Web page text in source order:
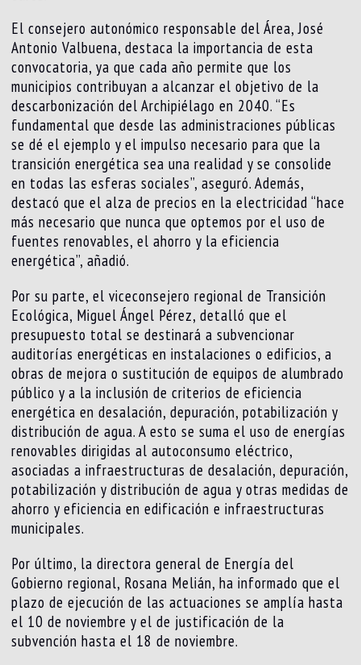
El consejero autonómico responsable del Área, José
Antonio Valbuena, destaca la importancia de esta
convocatoria, ya que cada año permite que los
municipios contribuyan a alcanzar el objetivo de la
descarbonización del Archipiélago en 2040. “Es
fundamental que desde las administraciones públicas
se dé el ejemplo y el impulso necesario para que la
transición energética sea una realidad y se consolide
en todas las esferas sociales”, aseguró. Además,
destacó que el alza de precios en la electricidad “hace
más necesario que nunca que optemos por el uso de
fuentes renovables, el ahorro y la eficiencia
energética”, añadió.
Por su parte, el viceconsejero regional de Transición
Ecológica, Miguel Ángel Pérez, detalló que el
presupuesto total se destinará a subvencionar
auditorías energéticas en instalaciones o edificios, a
obras de mejora o sustitución de equipos de alumbrado
público y a la inclusión de criterios de eficiencia
energética en desalación, depuración, potabilización y
distribución de agua. A esto se suma el uso de energías
renovables dirigidas al autoconsumo eléctrico,
asociadas a infraestructuras de desalación, depuración,
potabilización y distribución de agua y otras medidas de
ahorro y eficiencia en edificación e infraestructuras
municipales.
Por último, la directora general de Energía del
Gobierno regional, Rosana Melián, ha informado que el
plazo de ejecución de las actuaciones se amplía hasta
el 10 de noviembre y el de justificación de la
subvención hasta el 18 de noviembre.